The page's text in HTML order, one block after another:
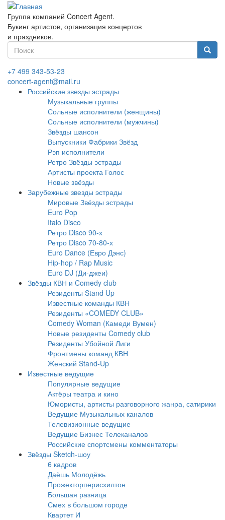
Перейти
основному
содержанию
Группа компаний Concert Agent.
Букинг артистов, организация концертов
и праздников.
Форма
поиска
+7 499 343-53-23
concert-agent@mail.ru
Российские звезды эстрады
Музыкальные группы
Сольные исполнители (женщины)
Сольные исполнители (мужчины)
Звёзды шансон
Выпускники Фабрики Звёзд
Рэп исполнители
Ретро Звёзды эстрады
Артисты проекта Голос
Новые звёзды
Зарубежные звезды эстрады
Мировые Звёзды эстрады
Euro Pop
Italo Disco
Ретро Disco 90-х
Ретро Disco 70-80-х
Euro Dance (Евро Дэнс)
Hip-hop / Rap Music
Euro DJ (Ди-джеи)
Звёзды КВН и Comedy club
Резиденты Stand Up
Известные команды КВН
Резиденты «COMEDY CLUB»
Comedy Woman (Камеди Вумен)
Новые резиденты Comedy club
Резиденты Убойной Лиги
Фронтмены команд КВН
Женский Stand-Up
Известные ведущие
Популярные ведущие
Актёры театра и кино
Юмористы, артисты разговорного жанра, сатирики
Ведущие Музыкальных каналов
Телевизионные ведущие
Ведущие Бизнес Телеканалов
Российские спортсмены комментаторы
Звёзды Sketch-шоу
6 кадров
Даёшь Молодёжь
Прожекторперисхилтон
Большая разница
Смех в большом городе
Квартет И